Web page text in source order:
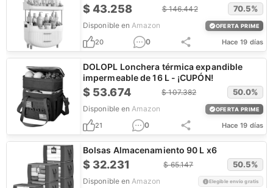
$43.258 $146.442 70.5%
Disponible en Amazon OFERTA PRIME
20 0 Hace 19 días
DOLOPL Lonchera térmica expandible
impermeable de 16 L - ¡CUPÓN!
$ 53.674 $107.382 50.0%
Disponible en Amazon OFERTA PRIME
21 0 Hace 19 días
Bolsas Almacenamiento 90 L x6
$ 32.231 $65.147 50.5%
Disponible en Amazon Elegible envío gratis